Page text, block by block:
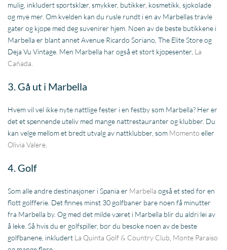
mulig, inkludert sportsklær, smykker, butikker, kosmetikk, sjokolade
og mye mer. Om kvelden kan du rusle rundt i en av Marbellas travle
gater og kjøpe med deg suvenirer hjem. Noen av de beste butikkene i
Marbella er blant annet Avenue Ricardo Soriano, The Elite Store og
Deja Vu Vintage. Men Marbella har også et stort kjøpesenter, La
Cañada
3. Gå ut i Marbella
Hvem vil vel ikke nyte nattlige fester i en festby som Marbella? Her er
det et spennende uteliv med mange nattrestauranter og klubber. Du
kan velge mellom et bredt utvalg av nattklubber, som Momento eller
Olivia Valere
4. Golf
Som alle andre destinasjoner i Spania er Marbella også et sted for en
flott golfferie. Det finnes minst 30 golfbaner bare noen få minutter
fra Marbella by. Og med det milde været i Marbella blir du aldri lei av
å leke. Så hvis du er golfspiller, bør du besøke noen av de beste
golfbanene, inkludert La Quinta Golf & Country Club Monte Paraiso